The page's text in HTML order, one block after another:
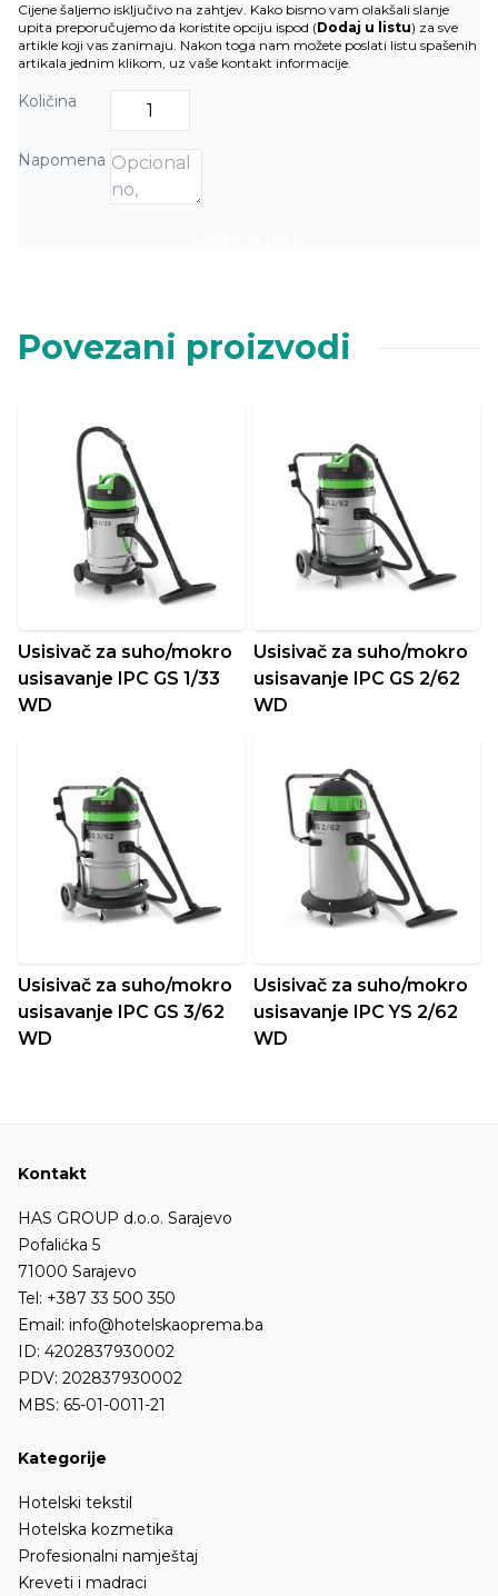
Cijene šaljemo isključivo na zahtjev. Kako bismo vam olakšali slanje
upita preporučujemo da koristite opciju ispod (Dodaj u listu) za sve
artikle koji vas zanimaju. Nakon toga nam možete poslati listu spašenih
artikala jednim klikom, uz vaše kontakt informacije.
Količina
Napomena
Povezani proizvodi
Usisivač za suho/mokro
usisavanje IPC GS 1/33
WD
Usisivač za suho/mokro
usisavanje IPC GS 2/62
WD
Usisivač za suho/mokro
usisavanje IPC GS 3/62
WD
Usisivač za suho/mokro
usisavanje IPC YS 2/62
WD
Kontakt
HAS GROUP d.o.o. Sarajevo
Pofalićka 5
71000 Sarajevo
Tel: +387 33 500 350
Email: info@hotelskaoprema.ba
ID: 4202837930002
PDV: 202837930002
MBS: 65-01-0011-21
Kategorije
Hotelski tekstil
Hotelska kozmetika
Profesionalni namještaj
Kreveti i madraci